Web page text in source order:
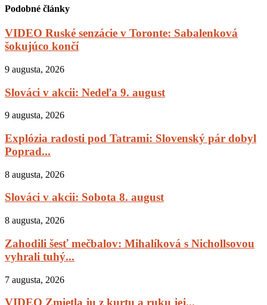
Podobné články
VIDEO Ruské senzácie v Toronte: Sabalenková
šokujúco končí
9 augusta, 2026
Slováci v akcii: Nedeľa 9. august
9 augusta, 2026
Explózia radosti pod Tatrami: Slovenský pár dobyl
Poprad...
8 augusta, 2026
Slováci v akcii: Sobota 8. august
8 augusta, 2026
Zahodili šesť mečbalov: Mihalíková s Nichollsovou
vyhrali tuhý...
7 augusta, 2026
VIDEO Zmietla ju z kurtu a ruku jej...